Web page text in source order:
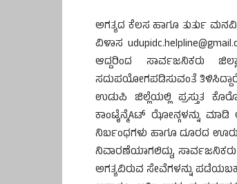
ಅಗತ್ಯದ ಕೆಲಸ ಹಾಗೂ ತುರ್ತು
ವಿಳಾಸ
ಆದ್ದರಿಂದ ಸಾರ್ವಜನಿಕರು
ಸದುಪಯೋಗಪಡಿಸುವಂತೆ
ಉಡುಪಿ ಜಿಲ್ಲೆಯಲ್ಲಿ ಪ್ರಸ್ತುತ
ಕಾಂಟೈನ್ಮೆAಟ್ ಝೋನ್ಗಳನ್ನು ಮಾಡಿ
ನಿರ್ಬಂಧಗಳು ಹಾಗೂ ದೂರದ
ನಿವಾರಣೆಯಾಗಲಿದ್ದು,
ಅಗತ್ಯವಿರುವ ಸೇವೆಗಳನ್ನು